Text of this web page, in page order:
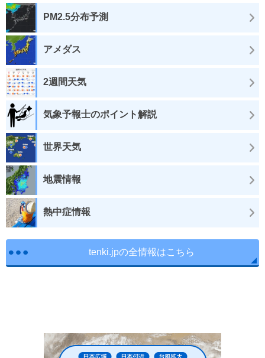
PM2.5分布予測
アメダス
2週間天気
気象予報士のポイント解説
世界天気
地震情報
熱中症情報
tenki.jpの全情報はこちら